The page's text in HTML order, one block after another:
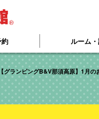
ルーム
グランピングB&V那須高原】1月の